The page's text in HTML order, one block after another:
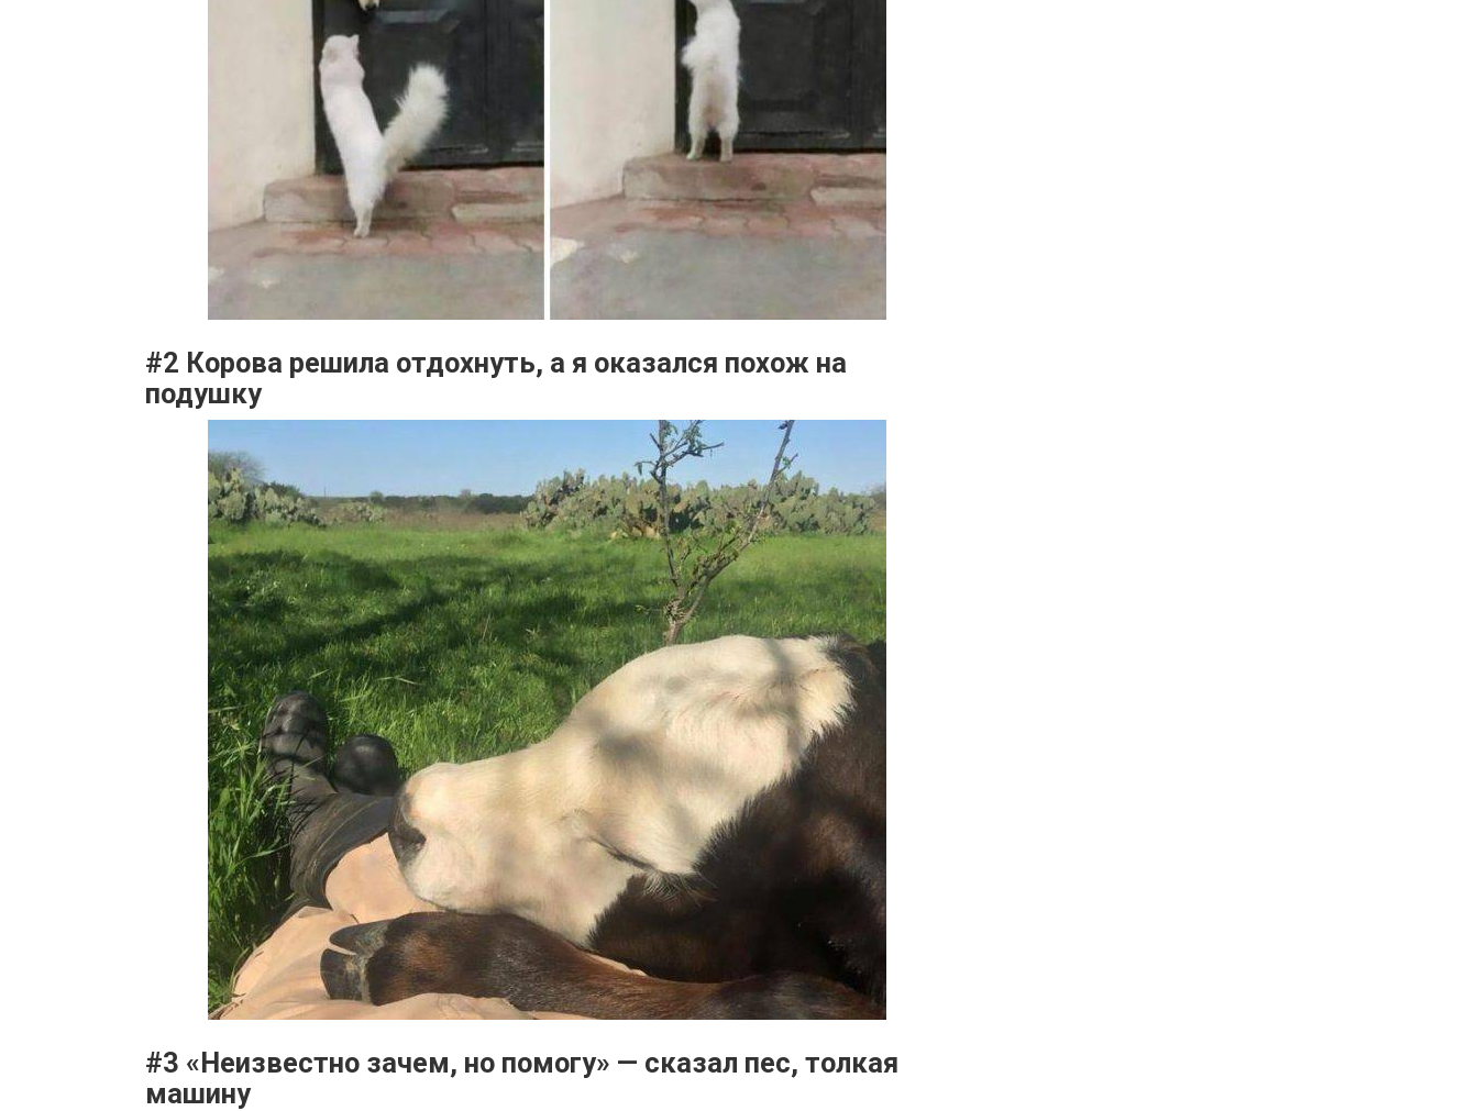
#2 Корова решила отдохнуть, а я оказался похож на
подушку
#3 «Неизвестно зачем, но помогу» — сказал пес, толкая
машину